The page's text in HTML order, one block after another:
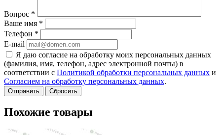
Вопрос *
Ваше имя *
Телефон *
E-mail
Я даю согласие на обработку моих персональных данных
(фамилия, имя, телефон, адрес электронной почты) в
соответствии с Политикой обработки персональных данных и
Согласием на обработку персональных данных.
Сбросить
Похожие товары